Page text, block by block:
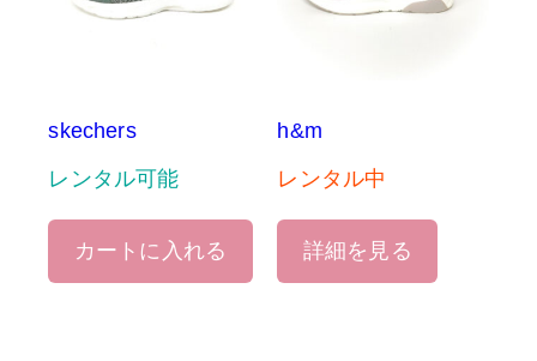
skechers
レンタル可能
カートに入れる
h&m
レンタル中
詳細を見る